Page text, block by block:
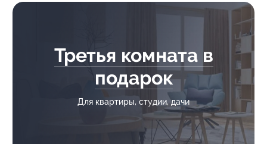
Третья комната в
подарок
Для квартиры, студии, дачи